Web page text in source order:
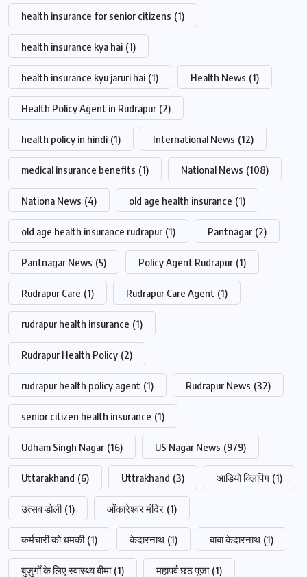
health insurance for senior citizens (1)
health insurance kya hai (1)
health insurance kyu jaruri hai (1) Health News (1)
Health Policy Agent in Rudrapur (2)
health policy in hindi (1) International News (12)
medical insurance benefits (1) National News (108)
Nationa News (4) old age health insurance (1)
old age health insurance rudrapur (1) Pantnagar (2)
Pantnagar News (5) Policy Agent Rudrapur (1)
Rudrapur Care (1) Rudrapur Care Agent (1)
rudrapur health insurance (1)
Rudrapur Health Policy (2)
rudrapur health policy agent (1) Rudrapur News (32)
senior citizen health insurance (1)
Udham Singh Nagar (16) US Nagar News (979)
Uttarakhand (6) Uttrakhand (3) आडियो क्लिपिंग (1)
उत्सव डोली (1) ओंकारेश्वर मंदिर (1)
कर्मचारी को धमकी (1) केदारनाथ (1) बाबा केदारनाथ (1)
बुज़ुर्गों के लिए स्वास्थ्य बीमा (1) महापर्व छठ पूजा (1)